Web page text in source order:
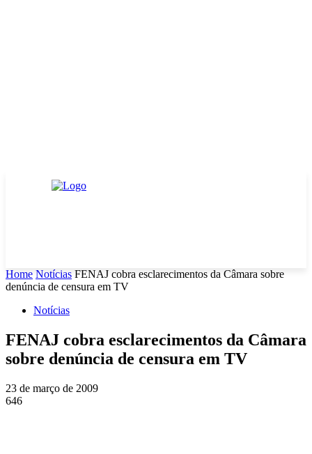
Home Notícias FENAJ cobra esclarecimentos da Câmara sobre
denúncia de censura em TV
Notícias
FENAJ cobra esclarecimentos da Câmara
sobre denúncia de censura em TV
23 de março de 2009
646